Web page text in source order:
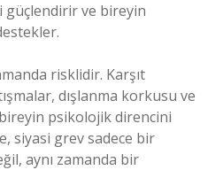
güçlendirir ve bireyin
risklidir. Karşıt
dışlanma korkusu ve
psikolojik direncini
siyasi grev sadece bir
aynı zamanda bir